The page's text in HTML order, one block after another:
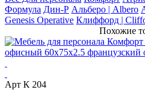
Формула Дин-Р Альберо | Albero
Genesis Operative Клиффорд |
Похожие
Арт К 204